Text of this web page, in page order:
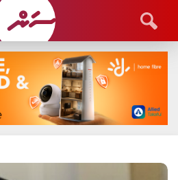
SSTV LIVE